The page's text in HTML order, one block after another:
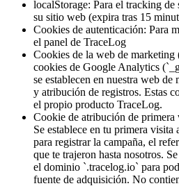
localStorage: Para el tracking de
su sitio web (expira tras 15
Cookies de autenticación: Para
el panel de TraceLog
Cookies de la web de
cookies de Google Analytics
se establecen en nuestra web
y atribución de registros. Estas
el propio producto TraceLog.
Cookie de atribución de
Se establece en tu primera
para registrar la campaña, el
que te trajeron hasta nosotros.
el dominio `.tracelog.io` para
fuente de adquisición. No